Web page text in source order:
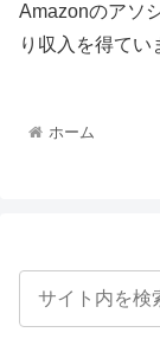
Amazonのアソ
り収入を得てい
ホーム